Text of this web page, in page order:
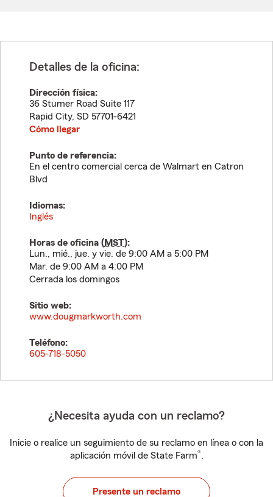
Detalles de la oficina:
Dirección física:
36 Stumer Road Suite 117
Rapid City, SD 57701-6421
Cómo llegar
Punto de referencia:
En el centro comercial cerca de Walmart en Catron
Blvd
Idiomas:
Inglés
Horas de oficina (MST):
Lun., mié., jue. y vie. de 9:00 AM a 5:00 PM
Mar. de 9:00 AM a 4:00 PM
Cerrada los domingos
Sitio web:
www.dougmarkworth.com
Teléfono:
605-718-5050
¿Necesita ayuda con un reclamo?
Inicie o realice un seguimiento de su reclamo en línea o con la
aplicación móvil de State Farm®.
Presente un reclamo